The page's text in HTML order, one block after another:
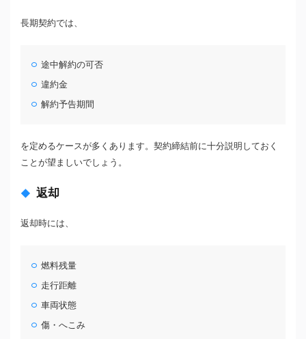
長期契約では、
途中解約の可否
違約金
解約予告期間
を定めるケースが多くあります。契約締結前に十分説明しておく
ことが望ましいでしょう。
返却
返却時には、
燃料残量
走行距離
車両状態
傷・へこみ